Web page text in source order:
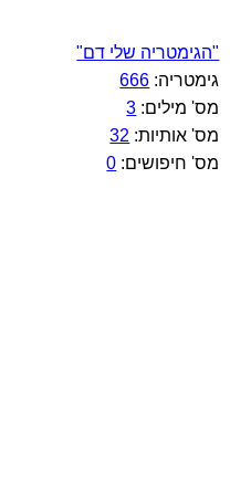
"הגימטריה שלי דם"
גימטריה: 666
מס' מילים: 3
מס' אותיות: 32
מס' חיפושים: 0